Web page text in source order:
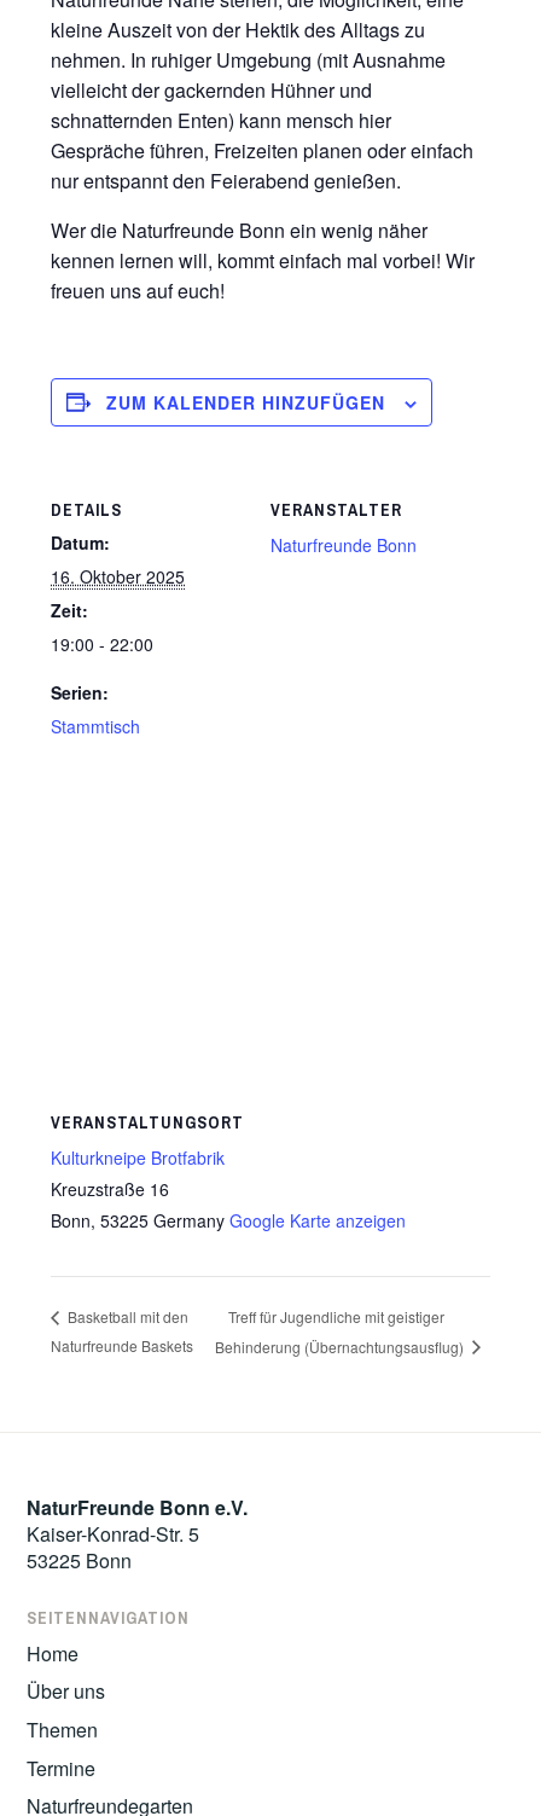
kleine Auszeit von der Hektik des Alltags zu
nehmen. In ruhiger Umgebung (mit Ausnahme
vielleicht der gackernden Hühner und
schnatternden Enten) kann mensch hier
Gespräche führen, Freizeiten planen oder einfach
nur entspannt den Feierabend genießen.
Wer die Naturfreunde Bonn ein wenig näher
kennen lernen will, kommt einfach mal vorbei! Wir
freuen uns auf euch!
ZUM KALENDER HINZUFÜGEN
DETAILS
Datum:
16. Oktober 2025
Zeit:
19:00 - 22:00
Serien:
Stammtisch
VERANSTALTER
Naturfreunde Bonn
VERANSTALTUNGSORT
Kulturkneipe Brotfabrik
Kreuzstraße 16
Bonn, 53225 Germany Google Karte anzeigen
Basketball mit den
Naturfreunde Baskets
Treff für Jugendliche mit geistiger
Behinderung (Übernachtungsausflug)
NaturFreunde Bonn e.V.
Kaiser-Konrad-Str. 5
53225 Bonn
SEITENNAVIGATION
Home
Über uns
Themen
Termine
Naturfreundegarten